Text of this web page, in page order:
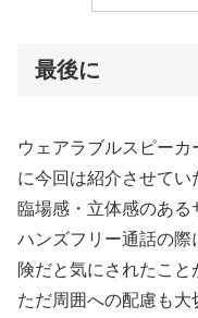
最後に
ウェアラブルスピー
に今回は紹介させてい
臨場感・立体感のあ
ハンズフリー通話の
険だと気にされたこと
ただ周囲への配慮も大